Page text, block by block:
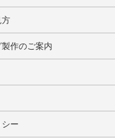
方
作のご案内
ー